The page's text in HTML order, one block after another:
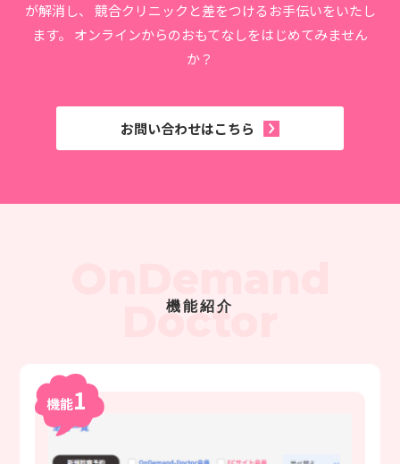
が解消し、
競合クリニックと差をつけるお手伝いをいたし
ます。
オンラインからのおもてなしをはじめてみません
か？
お問い合わせはこちら
Doctor
機能紹介
機能1